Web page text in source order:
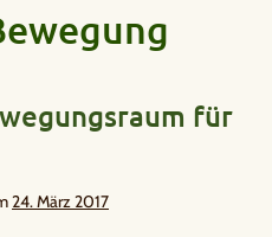
für
24. März 2017